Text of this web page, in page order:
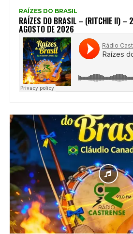
RAÍZES DO BRASIL
RAÍZES DO BRASIL – (RITCHIE II) –
AGOSTO DE 2026